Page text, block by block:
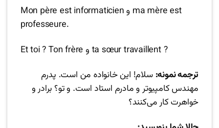
Mon père est informaticien و ma mère est
professeure.
Et toi ? Ton frère و ta sœur travaillent ?
ترجمه نمونه: سلام! این خانواده من است. پدرم
مهندس کامپیوتر و مادرم استاد است. و تو؟ برادر و
خواهرت کار می‌کنند؟